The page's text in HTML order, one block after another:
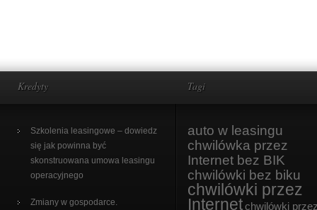
Kredyty
Szkolenia leasingowe – dowiedz
się jak powinna być
skonstruowana umowa leasingu
operacyjnego
Zmiany w gospodarce.
Tagi
auto w leasingu
chwilówka przez
Internet bez BIK
chwilówki bez biku
chwilówki przez
Internetchwilówki